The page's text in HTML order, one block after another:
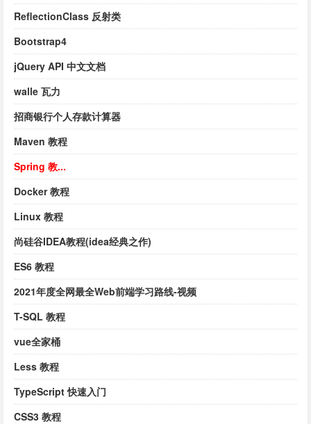
ReflectionClass 反射类
Bootstrap4
jQuery API 中文文档
walle 瓦力
招商银行个人存款计算器
Maven 教程
Spring 教...
Docker 教程
Linux 教程
尚硅谷IDEA教程(idea经典之作)
ES6 教程
2021年度全网最全Web前端学习路线-视频
T-SQL 教程
vue全家桶
Less 教程
TypeScript 快速入门
CSS3 教程